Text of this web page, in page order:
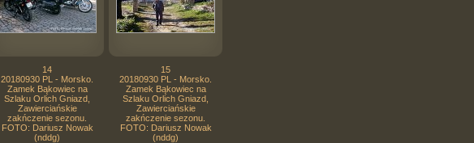
14
20180930 PL - Morsko.
Zamek Bąkowiec na
Szlaku Orlich Gniazd,
Zawierciańskie
zakńczenie sezonu.
FOTO: Dariusz Nowak
(nddg)
15
20180930 PL - Morsko.
Zamek Bąkowiec na
Szlaku Orlich Gniazd,
Zawierciańskie
zakńczenie sezonu.
FOTO: Dariusz Nowak
(nddg)